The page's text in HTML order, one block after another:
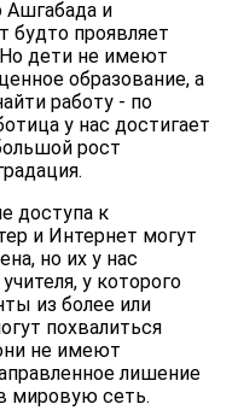
Ашгабада и
будто проявляет
дети не имеют
образование, а
работу - по
у нас достигает
рост
доступа к
и Интернет могут
но их у нас
у которого
из более или
похвалиться
не имеют
лишение
мировую сеть.